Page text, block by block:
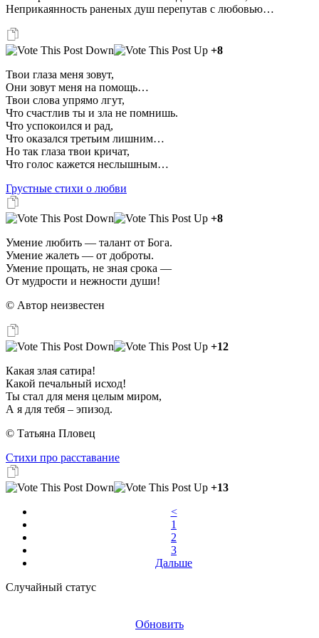
Неприкаянность раненых душ перепутав с любовью…
+8
Твои глаза меня зовут,
Они зовут меня на помощь…
Твои слова упрямо лгут,
Что счастлив ты и зла не помнишь.
Что успокоился и рад,
Что оказался третьим лишним…
Но так глаза твои кричат,
Что голос кажется неслышным…
Грустные стихи о любви
+8
Умение любить — талант от Бога.
Умение жалеть — от доброты.
Умение прощать, не зная срока —
От мудрости и нежности души!
© Автор неизвестен
+12
Какая злая сатира!
Какой печальный исход!
Ты стал для меня целым миром,
А я для тебя – эпизод.
© Татьяна Пловец
Стихи про расставание
+13
<
1
2
3
Дальше
Случайный статус
Обновить